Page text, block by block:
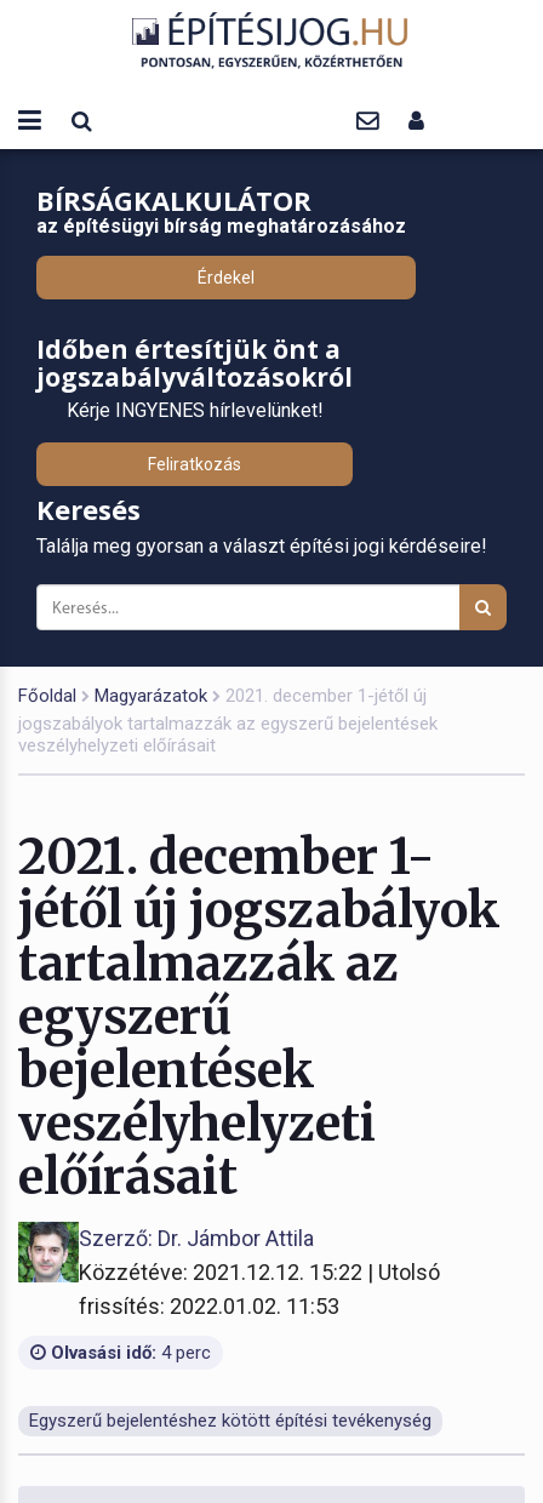
BÍRSÁGKALKULÁTOR
az építésügyi bírság meghatározásához
Érdekel
Időben értesítjük önt a
jogszabályváltozásokról
Kérje INGYENES hírlevelünket!
Feliratkozás
Keresés
Találja meg gyorsan a választ építési jogi kérdéseire!
Főoldal Magyarázatok
2021. december 1-jétől új
jogszabályok tartalmazzák az egyszerű bejelentések
veszélyhelyzeti előírásait
2021. december 1-
jétől új jogszabályok
tartalmazzák az
egyszerű
bejelentések
veszélyhelyzeti
előírásait
Szerző: Dr. Jámbor Attila
Közzétéve: 2021.12.12. 15:22 | Utolsó
frissítés: 2022.01.02. 11:53
Olvasási idő: 4 perc
Egyszerű bejelentéshez kötött építési tevékenység